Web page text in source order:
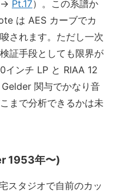
→ Pt.17）。この系譜か
は AES カーブでカ
されます。ただし一次
証手段としても限界が
インチ LP と RIAA 12
関与でかなり音
まで分析できるかは未
1953年〜)
スタジオで自前のカッ